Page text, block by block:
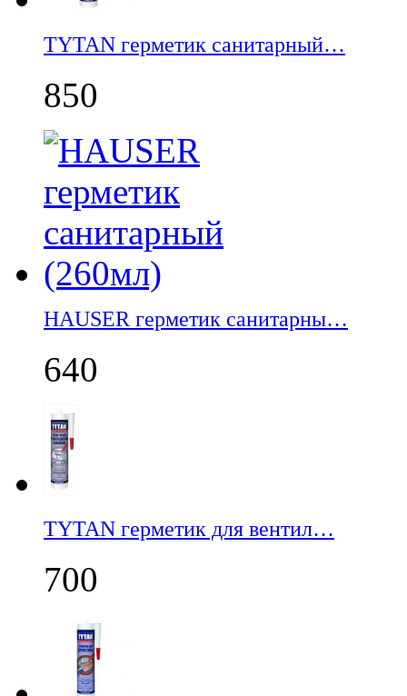
TYTAN герметик санитарный…
850
НАUSER герметик санитарны…
640
TYTAN герметик для вентил…
700